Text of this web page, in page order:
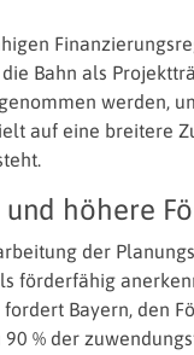
Bahn als
werden,
auf eine breitere
höhere
der
förderfähig
Bayern, den
% der